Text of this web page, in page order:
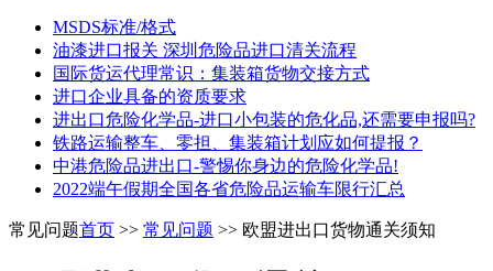
MSDS标准/格式
油漆进口报关 深圳危险品进口清关流程
国际货运代理常识：集装箱货物交接方式
进口企业具备的资质要求
进出口危险化学品-进口小包装的危化品,还需要申报吗?
铁路运输整车、零担、集装箱计划应如何提报？
中港危险品进出口-警惕你身边的危险化学品!
2022端午假期全国各省危险品运输车限行汇总
常见问题首页 >> 常见问题 >> 欧盟进出口货物通关须知